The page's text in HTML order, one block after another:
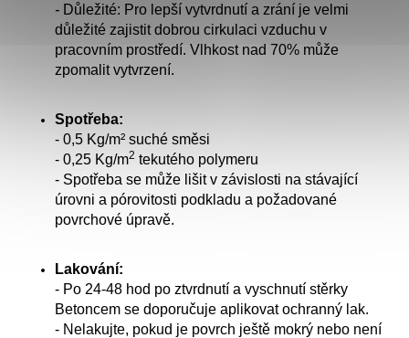
- Důležité: Pro lepší vytvrdnutí a zrání je velmi
důležité zajistit dobrou cirkulaci vzduchu v
pracovním prostředí. Vlhkost nad 70% může
zpomalit vytvrzení.
Spotřeba:
- 0,5 Kg/m² suché směsi
- 0,25 Kg/m2 tekutého polymeru
- Spotřeba se může lišit v závislosti na stávající
úrovni a pórovitosti podkladu a požadované
povrchové úpravě.
Lakování:
- Po 24-48 hod po ztvrdnutí a vyschnutí stěrky
Betoncem se doporučuje aplikovat ochranný lak.
- Nelakujte, pokud je povrch ještě mokrý nebo není